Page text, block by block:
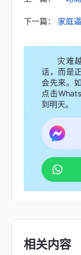
他们的搅扰、
面前，不受
《话・
得刚强起来
冲破黑暗势
信神的人，
战，我要是
会。再想想
弃绝更痛苦
之后，
不料，我
下一篇： 家庭
灾难
话，而是
会先来。
点击
到明天。
相关内容